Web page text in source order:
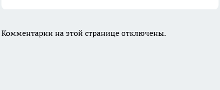
Комментарии на этой странице отключены.